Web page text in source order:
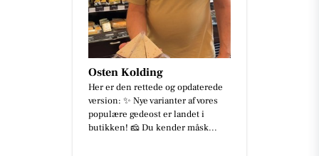
Osten Kolding
Her er den rettede og opdaterede
version: ✨ Nye varianter af vores
populære gedeost er landet i
butikken! 🧀 Du kender måsk...